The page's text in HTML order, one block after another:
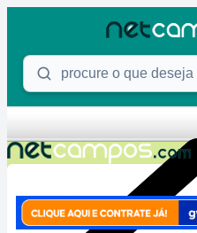
Procure o que deseja